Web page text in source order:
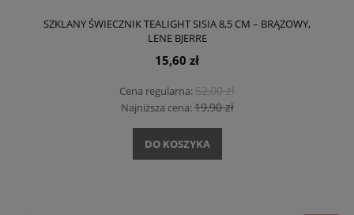
SZKLANY ŚWIECZNIK TEALIGHT SISIA 8,5 CM – BRĄZOWY,
LENE BJERRE
15,60 zł
Cena regularna:52,00 zł
Najniższa cena:19,90 zł
DO KOSZYKA